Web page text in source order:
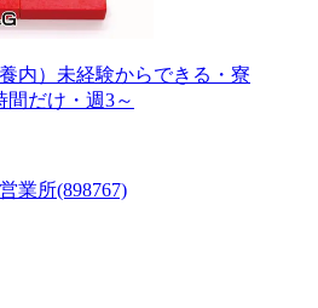
内）未経験からできる・寮
間だけ・週3～
業所(898767)